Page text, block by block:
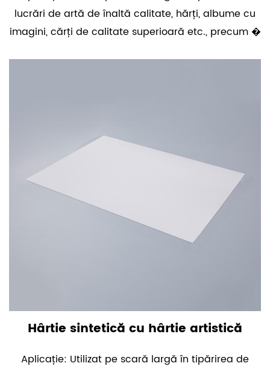
lucrări de artă de înaltă calitate, hărți, albume cu
imagini, cărți de calitate superioară etc., precum �
Hârtie sintetică cu hârtie artistică
Aplicație: Utilizat pe scară largă în tipărirea de